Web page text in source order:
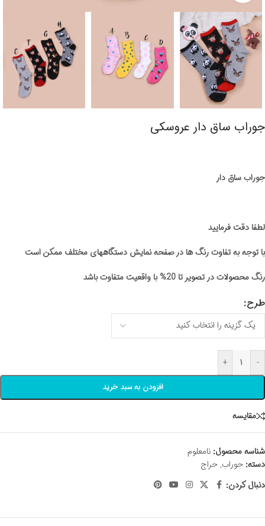
جوراب ساق دار عروسکی
جوراب ساق دار
لطفا دقت فرمایید
با توجه به تفاوت رنگ ها در صفحه نمایش دستگاههای مختلف ممکن است
رنگ محصولات در تصویر تا 20% با واقعیت متفاوت باشد
طرح
-
+
افزودن به سبد خرید
مقايسه
شناسه محصول: نامعلوم
دسته: جوراب,حراج
دنبال کردن: